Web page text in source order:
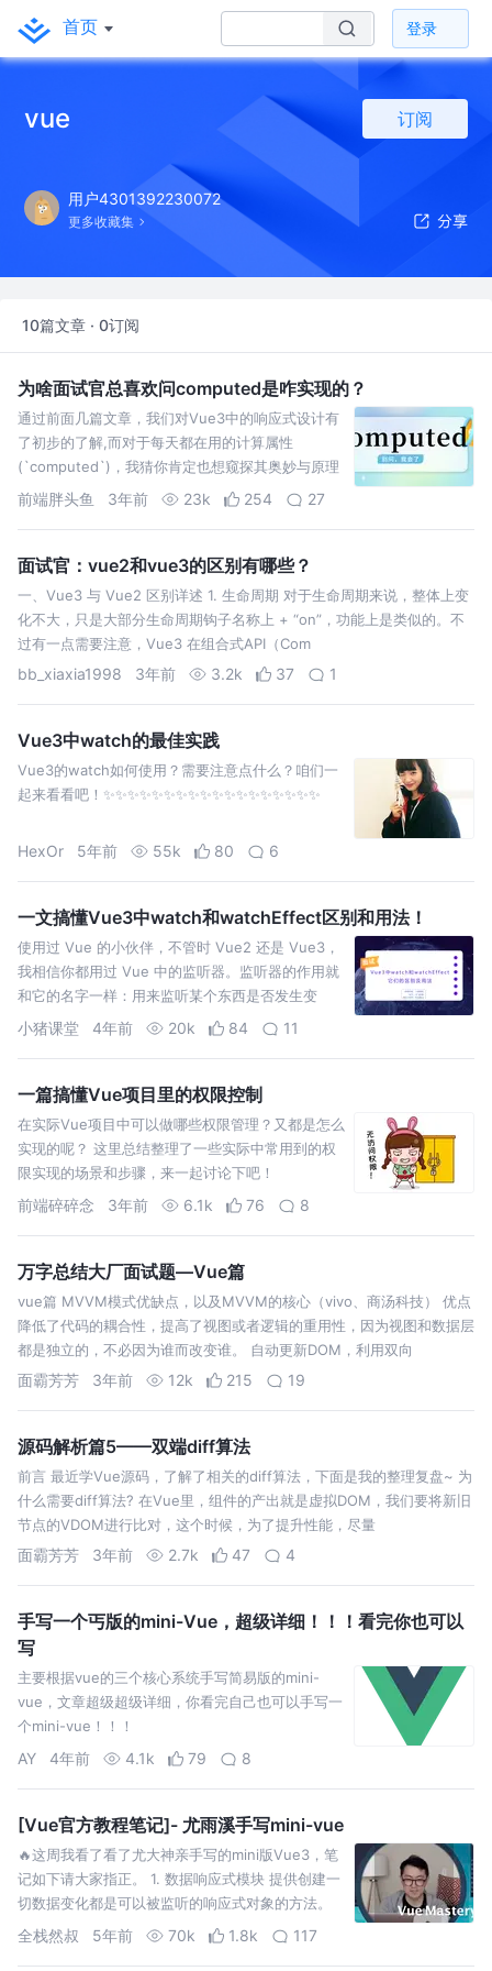
首页 登录
vue 订阅
用户4301392230072
更多收藏集
10篇文章 · 0订阅
为啥面试官总喜欢问computed是咋实现的？
通过前面几篇文章，我们对Vue3中的响应式设计有
了初步的了解,而对于每天都在用的计算属性
(`computed`)，我猜你肯定也想窥探其奥妙与原理
对吧！走起！！！
前端胖头鱼 3年前 23k 254 27
面试官：vue2和vue3的区别有哪些？
一、Vue3 与 Vue2 区别详述 1. 生命周期 对于生命周期来说，整体上变
化不大，只是大部分生命周期钩子名称上 + “on”，功能上是类似的。不
过有一点需要注意，Vue3 在组合式API（Com
bb_xiaxia1998 3年前 3.2k 37 1
Vue3中watch的最佳实践
Vue3的watch如何使用？需要注意点什么？咱们一
起来看看吧！✨✨✨✨✨✨✨✨✨✨✨✨✨✨✨✨✨✨
HexOr 5年前 55k 80 6
一文搞懂Vue3中watch和watchEffect区别和用法！
使用过 Vue 的小伙伴，不管时 Vue2 还是 Vue3，
我相信你都用过 Vue 中的监听器。监听器的作用就
和它的名字一样：用来监听某个东西是否发生变
化！
小猪课堂 4年前 20k 84 11
一篇搞懂Vue项目里的权限控制
在实际Vue项目中可以做哪些权限管理？又都是怎么
实现的呢？ 这里总结整理了一些实际中常用到的权
限实现的场景和步骤，来一起讨论下吧！
前端碎碎念 3年前 6.1k 76 8
万字总结大厂面试题—Vue篇
vue篇 MVVM模式优缺点，以及MVVM的核心（vivo、商汤科技） 优点
降低了代码的耦合性，提高了视图或者逻辑的重用性，因为视图和数据层
都是独立的，不必因为谁而改变谁。 自动更新DOM，利用双向
面霸芳芳 3年前 12k 215 19
源码解析篇5——双端diff算法
前言 最近学Vue源码，了解了相关的diff算法，下面是我的整理复盘~ 为
什么需要diff算法? 在Vue里，组件的产出就是虚拟DOM，我们要将新旧
节点的VDOM进行比对，这个时候，为了提升性能，尽量
面霸芳芳 3年前 2.7k 47 4
手写一个丐版的mini-Vue，超级详细！！！看完你也可以
写
主要根据vue的三个核心系统手写简易版的mini-
vue，文章超级超级详细，你看完自己也可以手写一
个mini-vue！！！
AY 4年前 4.1k 79 8
[Vue官方教程笔记]- 尤雨溪手写mini-vue
🔥这周我看了看了尤大神亲手写的mini版Vue3，笔
记如下请大家指正。 1. 数据响应式模块 提供创建一
切数据变化都是可以被监听的响应式对象的方法。
2. 编译模块 3. 渲染函数 MVVM框架其实就是在原
全栈然叔 5年前 70k 1.8k 117